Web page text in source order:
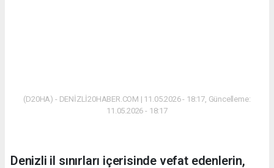
(D20HA) - DENİZLİ20HABER.COM | 11.05.2026 - 18:17, Güncelleme:
11.05.2026 - 18:17
Denizli il sınırları içerisinde vefat edenlerin,